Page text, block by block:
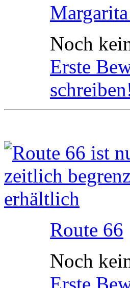
Noch
Erste
Route 66
Noch